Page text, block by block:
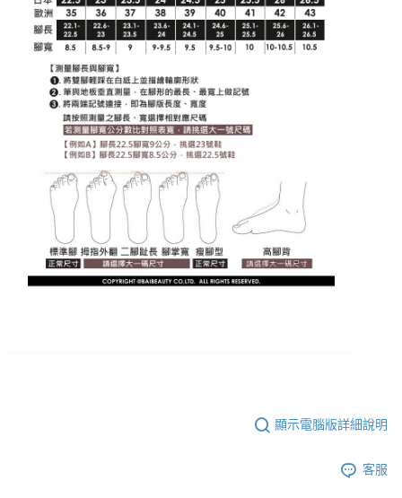
顯示電腦版詳細說明
客服